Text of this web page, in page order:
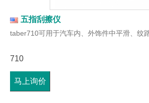
五指刮擦仪
taber710可用于汽车内、外饰件中平滑、纹
710
马上询价